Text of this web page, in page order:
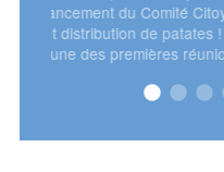
discours
de